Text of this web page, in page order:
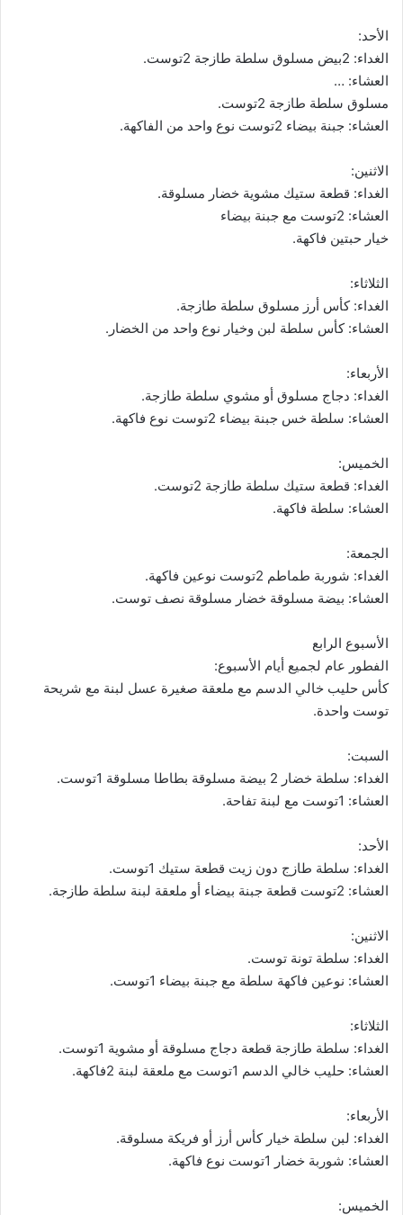
الأحد:
الغداء: 2بيض مسلوق سلطة طازجة 2توست.
العشاء: …
مسلوق سلطة طازجة 2توست.
العشاء: جبنة بيضاء 2توست نوع واحد من الفاكهة.
الاثنين:
الغداء: قطعة ستيك مشوية خضار مسلوقة.
العشاء: 2توست مع جبنة بيضاء
خيار حبتين فاكهة.
الثلاثاء:
الغداء: كأس أرز مسلوق سلطة طازجة.
العشاء: كأس سلطة لبن وخيار نوع واحد من الخضار.
الأربعاء:
الغداء: دجاج مسلوق أو مشوي سلطة طازجة.
العشاء: سلطة خس جبنة بيضاء 2توست نوع فاكهة.
الخميس:
الغداء: قطعة ستيك سلطة طازجة 2توست.
العشاء: سلطة فاكهة.
الجمعة:
الغداء: شوربة طماطم 2توست نوعين فاكهة.
العشاء: بيضة مسلوقة خضار مسلوقة نصف توست.
الأسبوع الرابع
الفطور عام لجميع أيام الأسبوع:
كأس حليب خالي الدسم مع ملعقة صغيرة عسل لبنة مع شريحة
توست واحدة.
السبت:
الغداء: سلطة خضار 2 بيضة مسلوقة بطاطا مسلوقة 1توست.
العشاء: 1توست مع لبنة تفاحة.
الأحد:
الغداء: سلطة طازج دون زيت قطعة ستيك 1توست.
العشاء: 2توست قطعة جبنة بيضاء أو ملعقة لبنة سلطة طازجة.
الاثنين:
الغداء: سلطة تونة توست.
العشاء: نوعين فاكهة سلطة مع جبنة بيضاء 1توست.
الثلاثاء:
الغداء: سلطة طازجة قطعة دجاج مسلوقة أو مشوية 1توست.
العشاء: حليب خالي الدسم 1توست مع ملعقة لبنة 2فاكهة.
الأربعاء:
الغداء: لبن سلطة خيار كأس أرز أو فريكة مسلوقة.
العشاء: شوربة خضار 1توست نوع فاكهة.
الخميس: